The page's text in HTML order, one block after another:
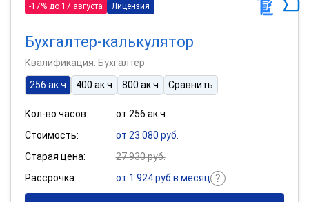
-17% до 17 августа Лицензия
Бухгалтер-калькулятор
Квалификация: Бухгалтер
256 ак.ч
400 ак.ч 800 ак.ч Сравнить
Кол-во часов:
от 256 ак.ч
Стоимость:
от 23 080 руб.
Старая цена:
27 930 руб.
Рассрочка:
от 1 924 руб в месяц